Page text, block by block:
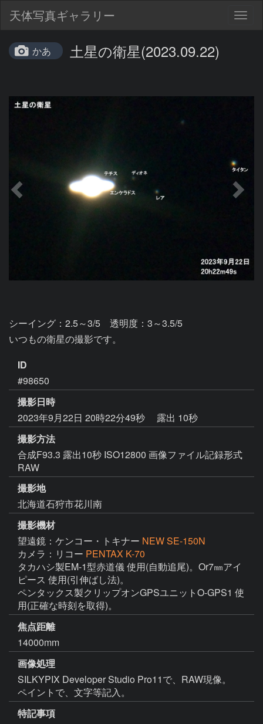
天体写真ギャラリー
かあ 土星の衛星(2023.09.22)
シーイング：2.5～3/5　透明度：3～3.5/5
いつもの衛星の撮影です。
ID
#98650
撮影日時
2023年9月22日 20時22分49秒
露出 10秒
撮影方法
合成F93.3 露出10秒 ISO12800 画像ファイル記録形式
RAW
撮影地
北海道石狩市花川南
撮影機材
望遠鏡：ケンコー・トキナー NEW SE-150N
カメラ：リコー PENTAX K-70
タカハシ製EM-1型赤道儀 使用(自動追尾)。Or7㎜アイ
ピース 使用(引伸ばし法)。
ペンタックス製クリップオンGPSユニットO-GPS1 使
用(正確な時刻を取得)。
焦点距離
14000mm
画像処理
SILKYPIX Developer Studio Pro11で、RAW現像。
ペイントで、文字等記入。
特記事項